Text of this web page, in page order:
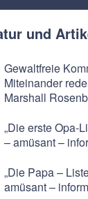
und
Gewaltfreie
Miteinander
Marshall
„Die erste Opa-
– amüsant –
„Die Papa –
amüsant –